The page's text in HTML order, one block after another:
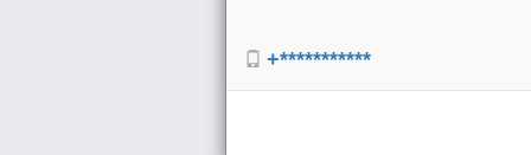
+***********